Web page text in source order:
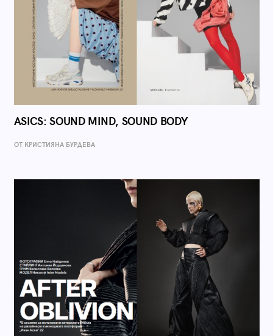
ASICS: SOUND MIND, SOUND BODY
ОТ КРИСТИЯНА БУРДЕВА